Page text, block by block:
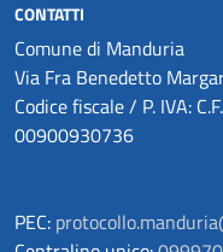
CONTATTI
Comune di Manduria
Via Fra Benedetto
Codice fiscale / P. IVA:
00900930736
PEC: